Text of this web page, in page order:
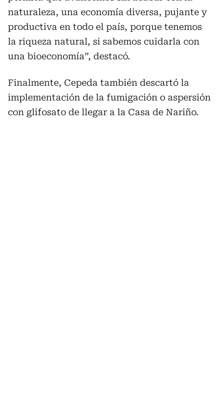
naturaleza, una economía diversa, pujante y
productiva en todo el país, porque tenemos
la riqueza natural, si sabemos cuidarla con
una bioeconomía”, destacó.
Finalmente, Cepeda también descartó la
implementación de la fumigación o aspersión
con glifosato de llegar a la Casa de Nariño.